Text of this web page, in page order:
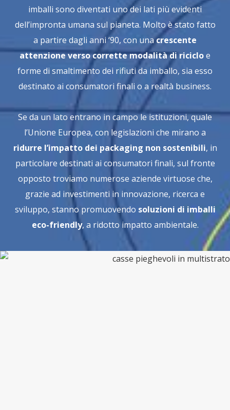
imballi sono diventati uno dei lati più evidenti
dell’impronta umana sul pianeta. Molto è stato fatto
a partire dagli anni ‘90, con unacrescente
attenzione verso corrette modalità di ricicloe
forme di smaltimento dei rifiuti da imballo, sia esso
destinato ai consumatori finali o a realtà business.
Se da un lato entrano in campo le istituzioni, quale
l’Unione Europea, con legislazioni che mirano a
ridurre l’impatto dei packaging non sostenibili, in
particolare destinati ai consumatori finali, sul fronte
opposto troviamo numerose aziende virtuose che,
grazie ad investimenti in innovazione, ricerca e
sviluppo, stanno promuovendo soluzioni di imballi
eco-friendly, a ridotto impatto ambientale.